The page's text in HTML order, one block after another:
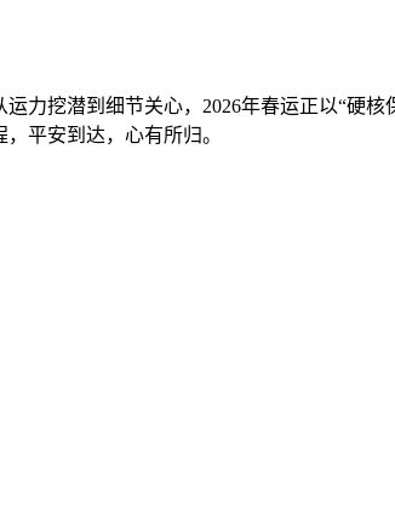
挖潜到细节关心，2026年春运正以“硬核
平安到达，心有所归。